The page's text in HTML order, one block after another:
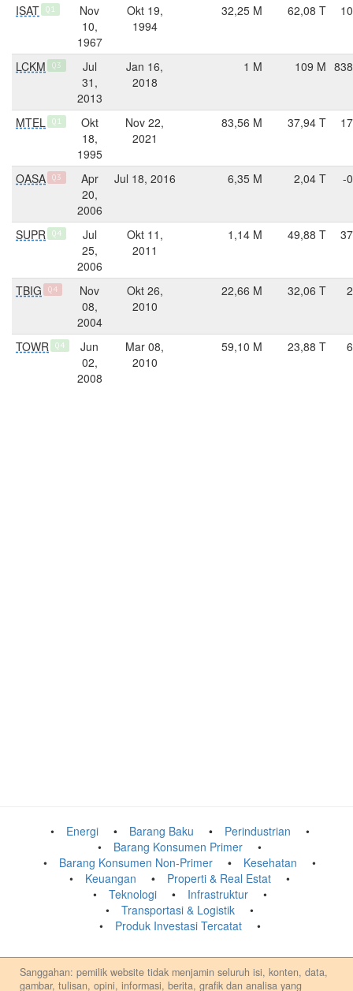
ISAT Q1
Nov
10,
1967
Okt 19,
1994
32,25 M 62,08 T
LCKM Q3
Jul
31,
2013
Jan 16,
2018
1 M 109 M
MTEL Q1
Okt
18,
1995
Nov 22,
2021
83,56 M 37,94 T
OASA Q3
Apr
20,
2006
Jul 18, 2016 6,35 M 2,04 T -
SUPR Q4
Jul
25,
2006
Okt 11,
2011
1,14 M 49,88 T
TBIG Q4
Nov
08,
2004
Okt 26,
2010
22,66 M 32,06 T
TOWR Q4
Jun
02,
2008
Mar 08,
2010
59,10 M 23,88 T
Energi Barang Baku
Perindustrian
Barang Konsumen Primer
Barang Konsumen Non-Primer
Kesehatan
Keuangan
Properti & Real Estat
Teknologi
Infrastruktur
Transportasi & Logistik
Produk Investasi Tercatat
Sanggahan: pemilik website tidak menjamin seluruh isi, konten, data,
gambar, tulisan, opini, informasi, berita, grafik dan analisa yang